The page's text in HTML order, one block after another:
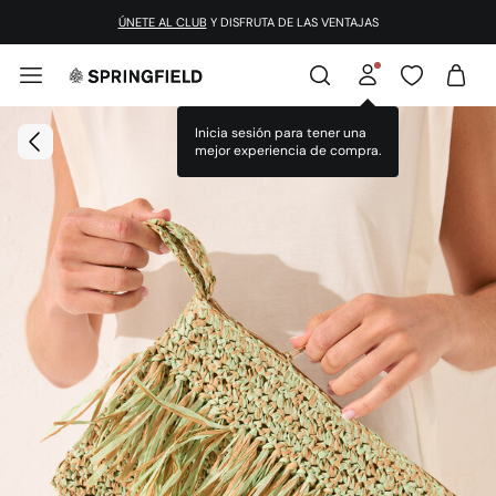
ÚNETE AL CLUB Y DISFRUTA DE LAS VENTAJAS
Inicia sesión para tener una
mejor experiencia de compra.